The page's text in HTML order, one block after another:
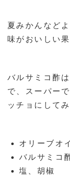
夏みかんなど
味がおいしい果
バルサミコ酢
で、スーパー
ッチョにして
オリーブオ
バルサミコ
塩、胡椒